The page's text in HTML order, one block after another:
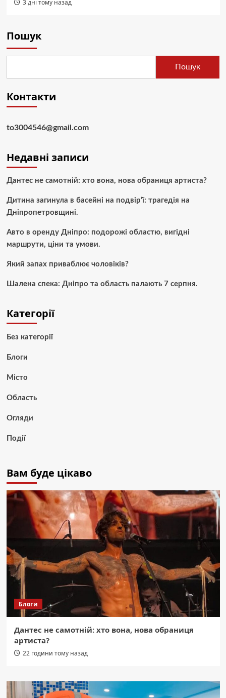
3 дні тому назад
Пошук
Пошук
Контакти
to3004546@gmail.com
Недавні записи
Дантес не самотній: хто вона, нова обраниця артиста?
Дитина загинула в басейні на подвір’ї: трагедія на
Дніпропетровщині.
Авто в оренду Дніпро: подорожі областю, вигідні
маршрути, ціни та умови.
Який запах приваблює чоловіків?
Шалена спека: Дніпро та область палають 7 серпня.
Категорії
Без категорії
Блоги
Місто
Область
Огляди
Події
Вам буде цікаво
Блоги
Дантес не самотній: хто вона, нова обраниця
артиста?
22 години тому назад